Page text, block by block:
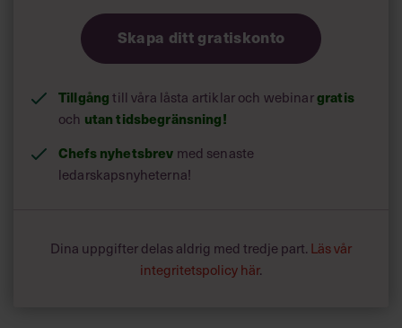
Skapa ditt gratiskonto
Tillgångtill våra låsta artiklar och webinargratis
och utan tidsbegränsning!
Chefs nyhetsbrev med senaste
ledarskapsnyheterna!
Dina uppgifter delas aldrig med tredje part. Läs vår
integritetspolicy här.